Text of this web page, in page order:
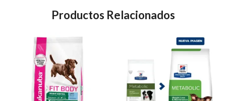
Productos Relacionados